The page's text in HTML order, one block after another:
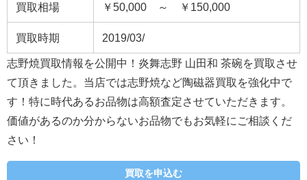
買取相場 ￥50,000 ～ ￥150,000
買取時期 2019/03/
志野焼買取情報を公開中！炎舞志野 山田和 茶碗を買取させ
て頂きました。当店では志野焼など陶磁器買取を強化中で
す！特に時代あるお品物は高額査定させていただきます。
価値があるのか分からないお品物でもお気軽にご相談くだ
さい！
買取を申込む